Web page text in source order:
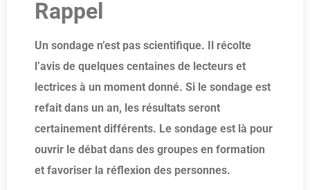
Rappel
Un sondage n’est pas scientifique. Il récolte
l’avis de quelques centaines de lecteurs et
lectrices à un moment donné. Si le sondage est
refait dans un an, les résultats seront
certainement différents. Le sondage est là pour
ouvrir le débat dans des groupes en formation
et favoriser la réflexion des personnes.